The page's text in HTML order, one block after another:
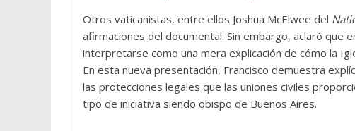
Otros vaticanistas, entre ellos Joshua McElwee del
afirmaciones del documental. Sin embargo, aclaró que
interpretarse como una mera explicación de cómo la
En esta nueva presentación, Francisco demuestra
las protecciones legales que las uniones civiles
tipo de iniciativa siendo obispo de Buenos Aires.